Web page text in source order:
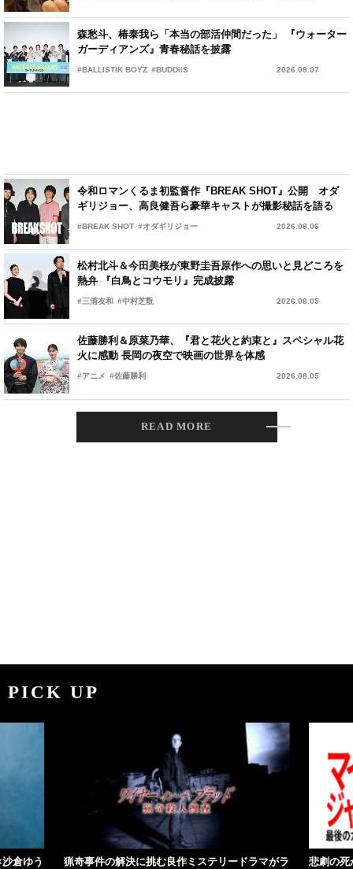
森愁斗、椿泰我ら「本当の部活仲間だった」 『ウォーター
ガーディアンズ』青春秘話を披露
#BALLISTIK BOYZ #BUDDiiS 2026.08.07
令和ロマンくるま初監督作『BREAK SHOT』公開 オダ
ギリジョー、高良健吾ら豪華キャストが撮影秘話を語る
#BREAK SHOT #オダギリジョー 2026.08.06
松村北斗＆今田美桜が東野圭吾原作への思いと見どころを
熱弁 『白鳥とコウモリ』完成披露
#三浦友和 #中村芝翫 2026.08.05
佐藤勝利＆原菜乃華、『君と花火と約束と』スペシャル花
火に感動 長岡の夜空で映画の世界を体感
#アニメ #佐藤勝利 2026.08.05
READ MORE
PICK UP
倉ゆう
猟奇事件の解決に挑む良作ミステリードラマがラ
悲劇の死